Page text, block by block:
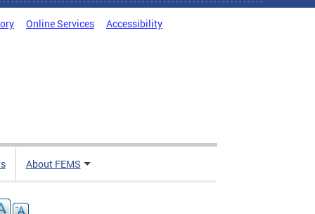
Online Services Accessibility
About FEMS